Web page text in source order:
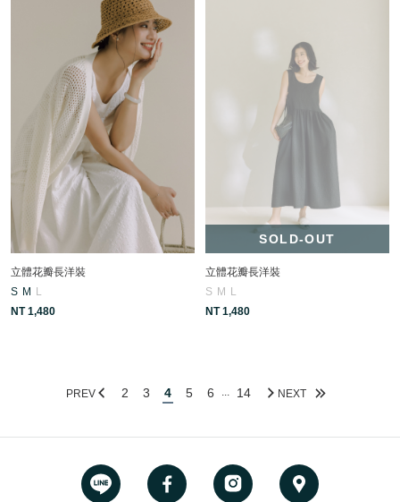
立體花瓣長洋裝
S M L
NT 1,480
SOLD-OUT
立體花瓣長洋裝
S M L
NT 1,480
PREV 2 3 4 5 6 ... 14 NEXT